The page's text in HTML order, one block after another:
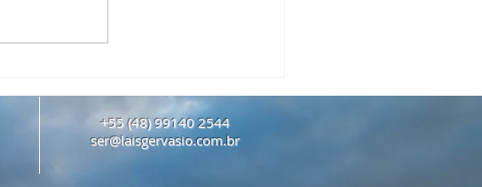
Presença e Clareza
+55 (48) 99140 2544
ser@laisgervasio.com.br